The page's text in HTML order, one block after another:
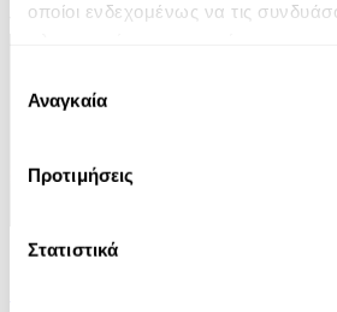
οποίοι ενδεχομένως να τις
των υπηρεσιών τους.
συγκατάθεσης
Αναγκαία
Προτιμήσεις
Στατιστικά
10.99€
eBook